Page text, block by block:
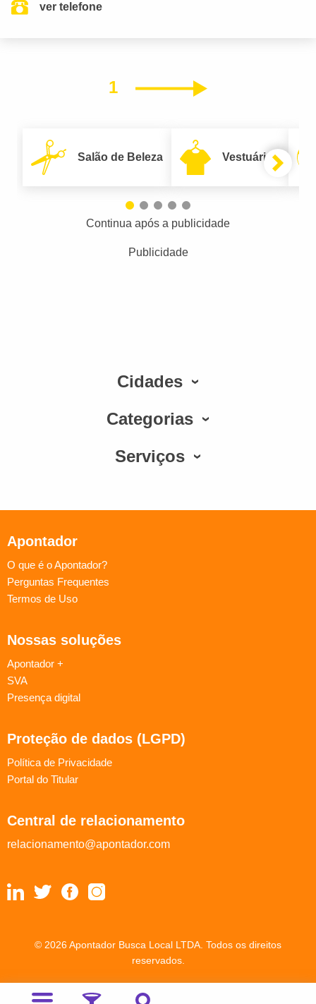
ver telefone
1 Próximo
Salão de Beleza Vestuário
Continua após a publicidade
Publicidade
Cidades
Categorias
Serviços
Apontador
O que é o Apontador?
Perguntas Frequentes
Termos de Uso
Nossas soluções
Apontador +
SVA
Presença digital
Proteção de dados (LGPD)
Política de Privacidade
Portal do Titular
Central de relacionamento
relacionamento@apontador.com
© 2026 Apontador Busca Local LTDA. Todos os direitos
reservados.